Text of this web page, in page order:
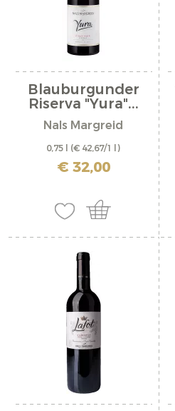
Blauburgunder
Riserva "Yura"...
Nals Margreid
0,75 l (€ 42,67/1 l)
inkl. MwSt. zzgl. Versandkosten
€ 32,00